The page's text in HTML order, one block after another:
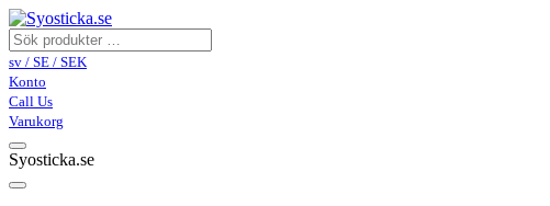
sv / SE / SEK
Konto
Call Us
Varukorg
Syosticka.se